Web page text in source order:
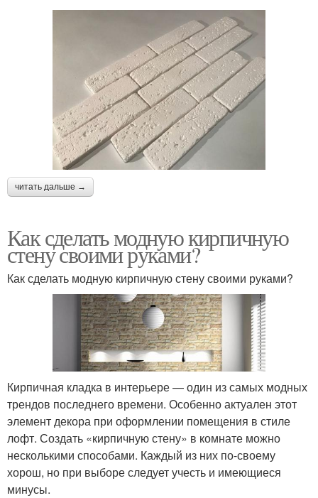
читать дальше →
Как сделать модную кирпичную
стену своими руками?
Как сделать модную кирпичную стену своими руками?
Кирпичная кладка в интерьере — один из самых модных
трендов последнего времени. Особенно актуален этот
элемент декора при оформлении помещения в стиле
лофт. Создать «кирпичную стену» в комнате можно
несколькими способами. Каждый из них по-своему
хорош, но при выборе следует учесть и имеющиеся
минусы.